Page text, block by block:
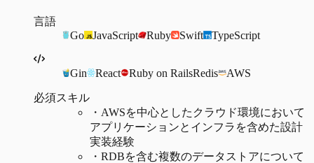
言語
Go
JavaScript Ruby Swift TypeScript
Gin React Ruby on RailsRedis AWS
必須スキル
・ AWSを中心としたクラウド環境において
アプリケーションとインフラを含めた設計
実装経験
・ RDBを含む複数のデータストアについて